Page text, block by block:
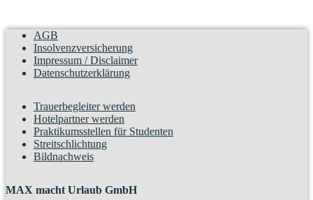
AGB
Insolvenzversicherung
Impressum / Disclaimer
Datenschutzerklärung
Trauerbegleiter werden
Hotelpartner werden
Praktikumsstellen für Studenten
Streitschlichtung
Bildnachweis
MAX macht Urlaub GmbH